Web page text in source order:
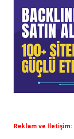
Reklam ve İletişim: